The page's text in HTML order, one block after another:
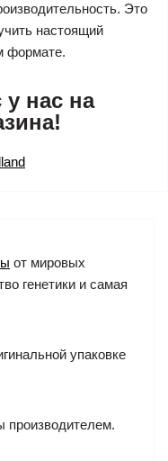
Это
настоящий
формате.
у нас на
от мировых
генетики и самая
упаковке
производителем.